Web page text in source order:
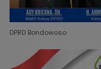
DPRD Bondowoso